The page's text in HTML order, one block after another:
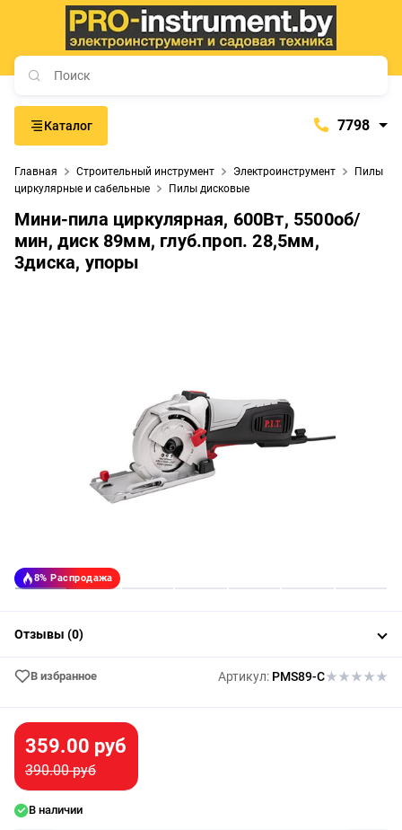
Каталог 7798
+375 (29) 657-77-98
+375 (29) 765-57-74
proinstrument-minsk@mail.ru
Главная Строительный инструмент Электроинструмент
Пилы
циркулярные и сабельные
Пилы дисковые
Мини-пила циркулярная, 600Вт, 5500об/
мин, диск 89мм, глуб.проп. 28,5мм,
3диска, упоры
8% Распродажа
Отзывы (0)
В избранное Артикул: PMS89-C
359.00 руб
390.00 руб
В наличии